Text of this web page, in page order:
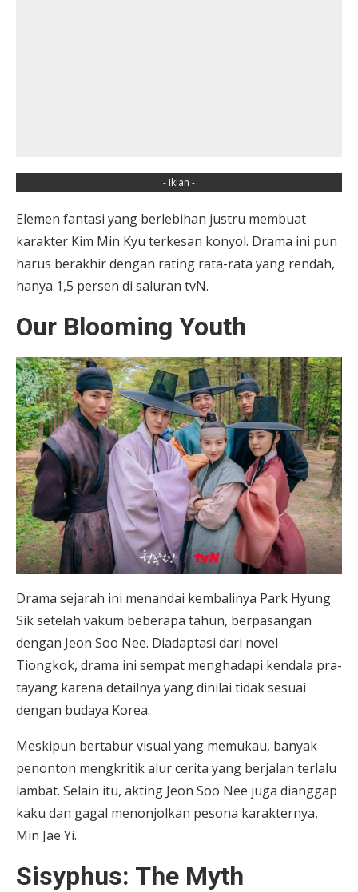
- Iklan -
Elemen fantasi yang berlebihan justru membuat
karakter Kim Min Kyu terkesan konyol. Drama ini pun
harus berakhir dengan rating rata-rata yang rendah,
hanya 1,5 persen di saluran tvN.
Our Blooming Youth
Drama sejarah ini menandai kembalinya Park Hyung
Sik setelah vakum beberapa tahun, berpasangan
dengan Jeon Soo Nee. Diadaptasi dari novel
Tiongkok, drama ini sempat menghadapi kendala pra-
tayang karena detailnya yang dinilai tidak sesuai
dengan budaya Korea.
Meskipun bertabur visual yang memukau, banyak
penonton mengkritik alur cerita yang berjalan terlalu
lambat. Selain itu, akting Jeon Soo Nee juga dianggap
kaku dan gagal menonjolkan pesona karakternya,
Min Jae Yi.
Sisyphus: The Myth